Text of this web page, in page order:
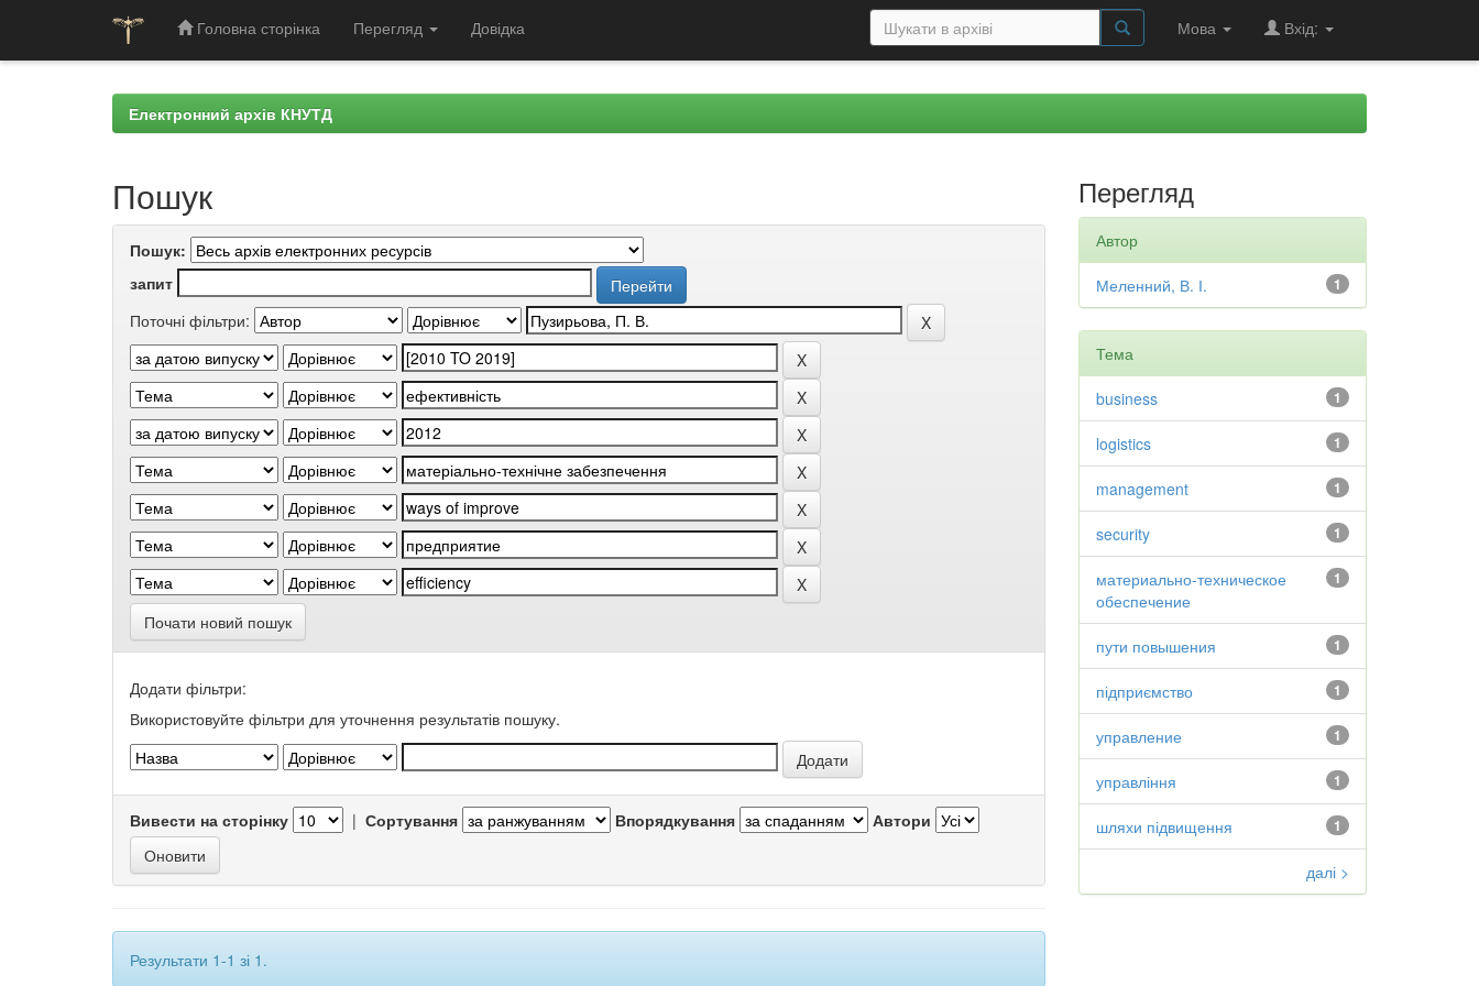
Головна сторінка Перегляд Довідка Мова Вхід:
Електронний архів КНУТД
Пошук
Пошук:
запит
Поточні фільтри:
Почати новий пошук
Додати фільтри:
Використовуйте фільтри для уточнення результатів пошуку.
Вивести на сторінку | Сортування Впорядкування Автори
Результати 1-1 зі 1.
Перегляд
Автор
1
Меленний, В. І.
Тема
1
business
1
logistics
1
management
1
security
1
материально-техническое
обеспечение
1
пути повышения
1
підприємство
1
управление
1
управління
1
шляхи підвищення
далі >